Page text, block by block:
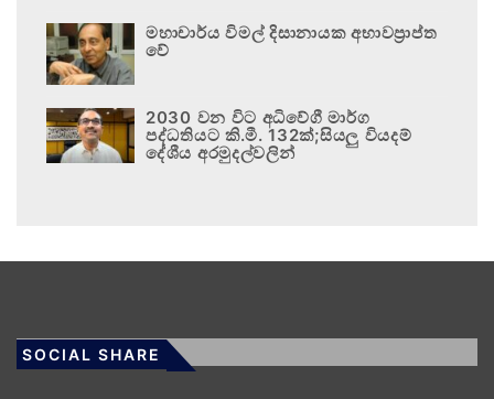
මහාචාර්ය විමල් දිසානායක අභාවප්‍රාප්ත
වේ
2030 වන විට අධිවේගී මාර්ග
පද්ධතියට කි.මී. 132ක්;සියලු වියදම්
දේශීය අරමුදල්වලින්
SOCIAL SHARE